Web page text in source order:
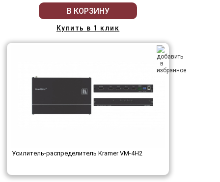
В КОРЗИНУ
Купить в 1 клик
Усилитель-распределитель Kramer VM-4H2